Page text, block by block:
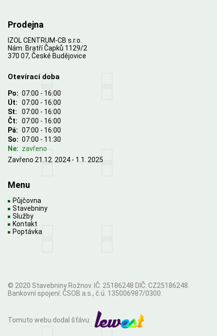
Prodejna
IZOL CENTRUM-CB s.r.o.
Nám. Bratří Čapků 1129/2
370 07, České Budějovice
Otevírací doba
Po: 07:00 - 16:00
Út:
07:00 - 16:00
St:
07:00 - 16:00
Čt:
07:00 - 16:00
Pá: 07:00 - 16:00
So: 07:00 - 11:30
Ne: zavřeno
Zavřeno 21.12. 2024 - 1.1. 2025
Menu
Půjčovna
Stavebniny
Služby
Kontakt
Poptávka
© 2020 Stavebniny Rožnov. IČ: 25186248 DIČ: CZ25186248.
Bankovní spojení: ČSOB a.s., č.ú. 135006987/0300.
Tomuto webu dodal šťávu: